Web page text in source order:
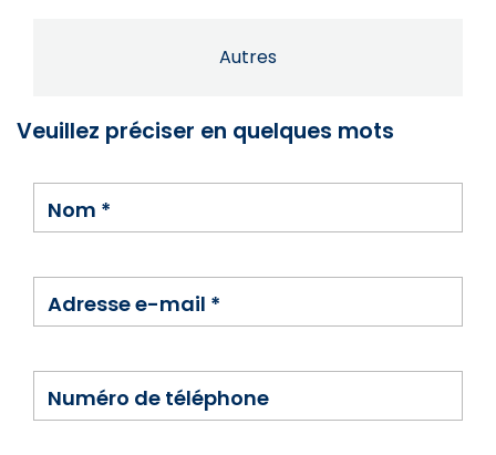
Autres
Veuillez préciser en quelques mots
Nom *
Adresse e-mail *
Numéro de téléphone